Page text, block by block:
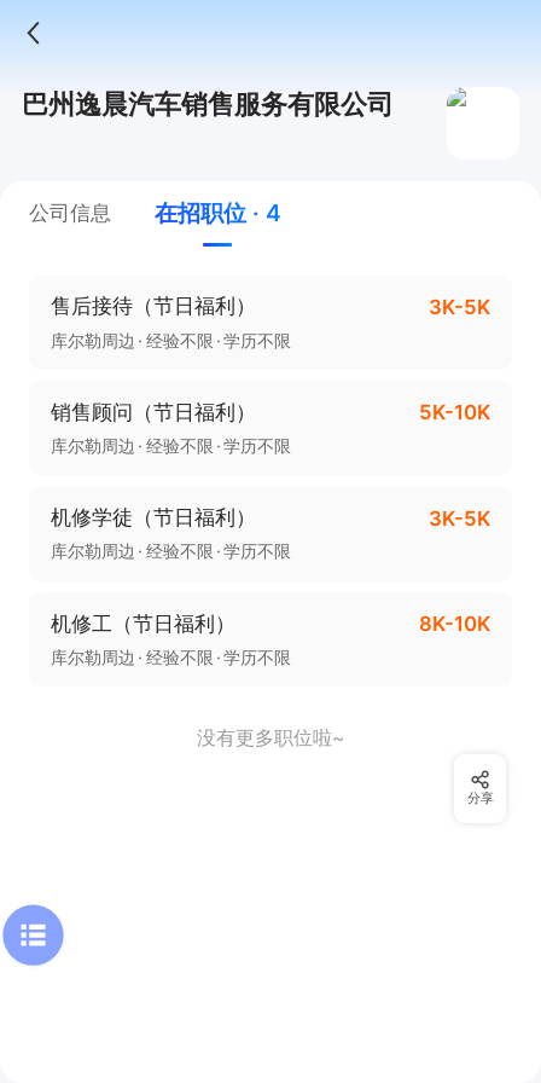
巴州逸晨汽车销售服务有限公司
公司信息 在招职位 · 4
售后接待（节日福利） 3K-5K
库尔勒周边 经验不限 学历不限
销售顾问（节日福利） 5K-10K
库尔勒周边 经验不限 学历不限
机修学徒（节日福利） 3K-5K
库尔勒周边 经验不限 学历不限
机修工（节日福利） 8K-10K
库尔勒周边 经验不限 学历不限
没有更多职位啦~
分享